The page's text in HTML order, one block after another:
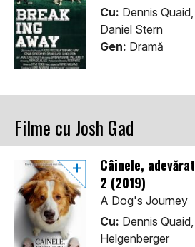
Cu: Dennis
Daniel Stern
Gen: Dramă
Filme cu Josh Gad
Câinele,
2 (2019)
A Dog's Journey
Cu: Dennis
Helgenberger